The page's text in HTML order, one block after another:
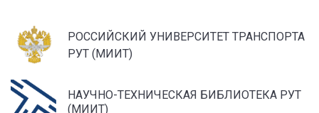
РОССИЙСКИЙ УНИВЕРСИТЕТ ТРАНСПОРТА
РУТ (МИИТ)
НАУЧНО-ТЕХНИЧЕСКАЯ БИБЛИОТЕКА РУТ
(МИИТ)